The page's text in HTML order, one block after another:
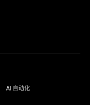
AI 自动化